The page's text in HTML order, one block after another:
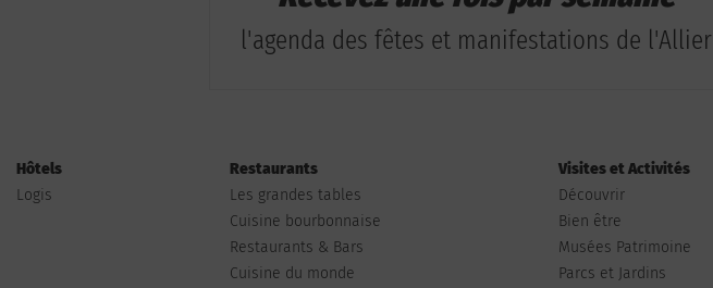
l'agenda des fêtes et manifestations de l'Allier
Hôtels
Logis
Restaurants
Les grandes tables
Cuisine bourbonnaise
Restaurants & Bars
Cuisine du monde
Visites et Activités
Découvrir
Bien être
Musées Patrimoine
Parcs et Jardins